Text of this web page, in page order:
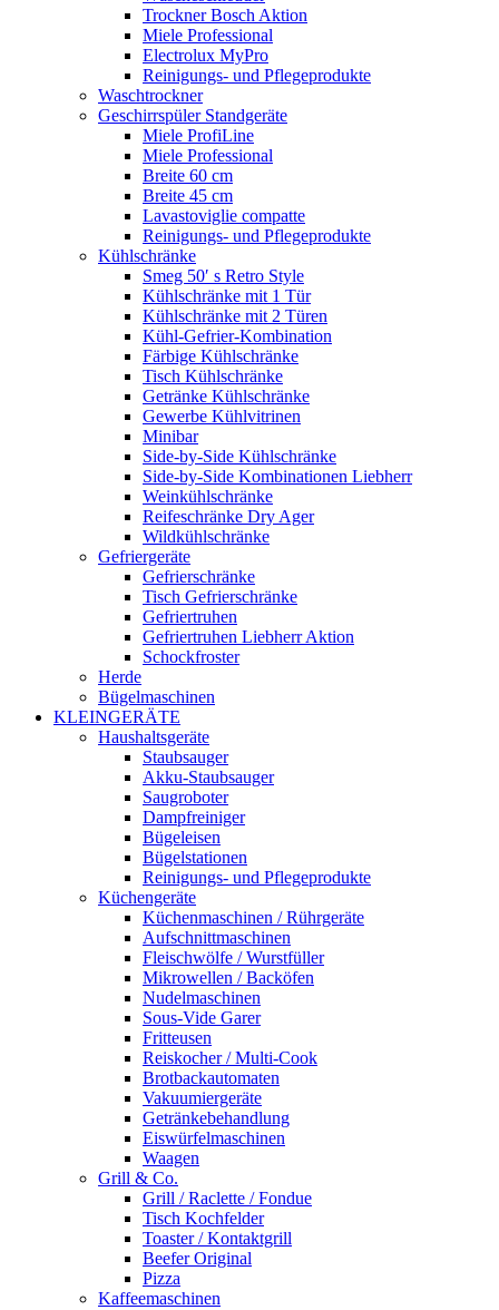
Trockner Bosch Aktion
Miele Professional
Electrolux MyPro
Reinigungs- und Pflegeprodukte
Waschtrockner
Geschirrspüler Standgeräte
Miele ProfiLine
Miele Professional
Breite 60 cm
Breite 45 cm
Lavastoviglie compatte
Reinigungs- und Pflegeprodukte
Kühlschränke
Smeg 50′ s Retro Style
Kühlschränke mit 1 Tür
Kühlschränke mit 2 Türen
Kühl-Gefrier-Kombination
Färbige Kühlschränke
Tisch Kühlschränke
Getränke Kühlschränke
Gewerbe Kühlvitrinen
Minibar
Side-by-Side Kühlschränke
Side-by-Side Kombinationen Liebherr
Weinkühlschränke
Reifeschränke Dry Ager
Wildkühlschränke
Gefriergeräte
Gefrierschränke
Tisch Gefrierschränke
Gefriertruhen
Gefriertruhen Liebherr Aktion
Schockfroster
Herde
Bügelmaschinen
KLEINGERÄTE
Haushaltsgeräte
Staubsauger
Akku-Staubsauger
Saugroboter
Dampfreiniger
Bügeleisen
Bügelstationen
Reinigungs- und Pflegeprodukte
Küchengeräte
Küchenmaschinen / Rührgeräte
Aufschnittmaschinen
Fleischwölfe / Wurstfüller
Mikrowellen / Backöfen
Nudelmaschinen
Sous-Vide Garer
Fritteusen
Reiskocher / Multi-Cook
Brotbackautomaten
Vakuumiergeräte
Getränkebehandlung
Eiswürfelmaschinen
Waagen
Grill & Co.
Grill / Raclette / Fondue
Tisch Kochfelder
Toaster / Kontaktgrill
Beefer Original
Pizza
Kaffeemaschinen